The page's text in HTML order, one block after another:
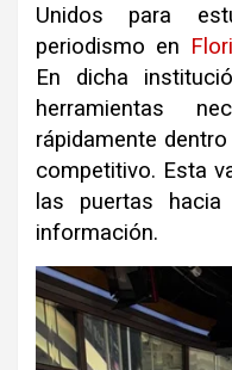
Unidos para
periodismo en
En dicha
herramientas
rápidamente
competitivo. Esta
las puertas
información.